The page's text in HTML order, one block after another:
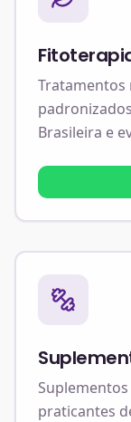
Tratamentos
Brasileira e
praticantes